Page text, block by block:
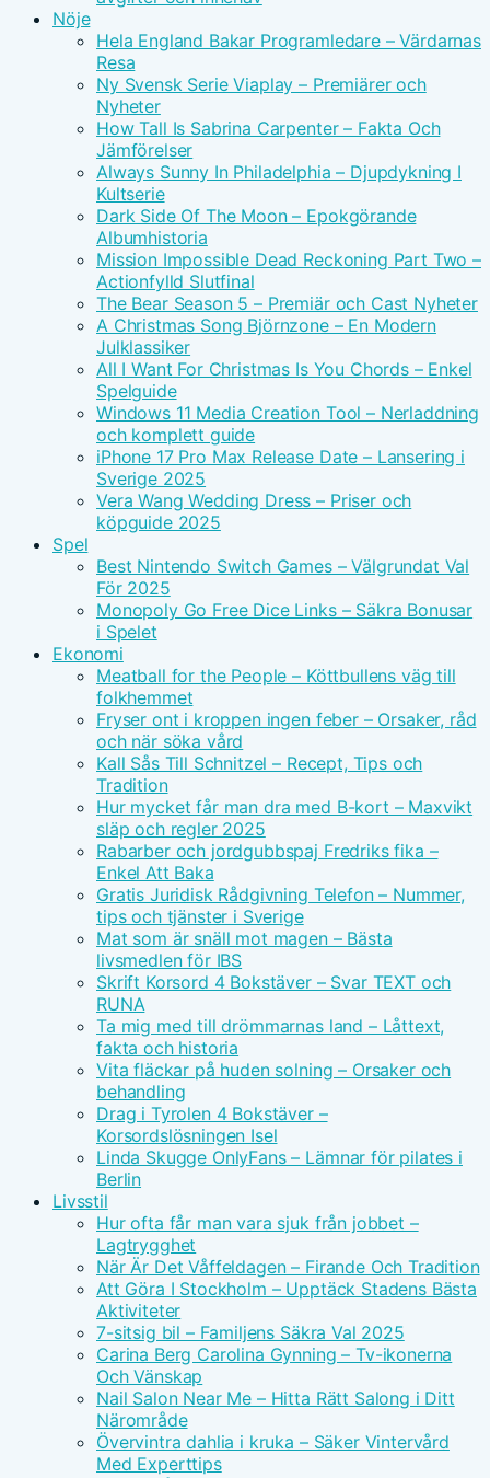
Nöje
Hela England Bakar Programledare – Värdarnas
Resa
Ny Svensk Serie Viaplay – Premiärer och
Nyheter
How Tall Is Sabrina Carpenter – Fakta Och
Jämförelser
Always Sunny In Philadelphia – Djupdykning I
Kultserie
Dark Side Of The Moon – Epokgörande
Albumhistoria
Mission Impossible Dead Reckoning Part Two –
Actionfylld Slutfinal
The Bear Season 5 – Premiär och Cast Nyheter
A Christmas Song Björnzone – En Modern
Julklassiker
All I Want For Christmas Is You Chords – Enkel
Spelguide
Windows 11 Media Creation Tool – Nerladdning
och komplett guide
iPhone 17 Pro Max Release Date – Lansering i
Sverige 2025
Vera Wang Wedding Dress – Priser och
köpguide 2025
Spel
Best Nintendo Switch Games – Välgrundat Val
För 2025
Monopoly Go Free Dice Links – Säkra Bonusar
i Spelet
Ekonomi
Meatball for the People – Köttbullens väg till
folkhemmet
Fryser ont i kroppen ingen feber – Orsaker, råd
och när söka vård
Kall Sås Till Schnitzel – Recept, Tips och
Tradition
Hur mycket får man dra med B-kort – Maxvikt
släp och regler 2025
Rabarber och jordgubbspaj Fredriks fika –
Enkel Att Baka
Gratis Juridisk Rådgivning Telefon – Nummer,
tips och tjänster i Sverige
Mat som är snäll mot magen – Bästa
livsmedlen för IBS
Skrift Korsord 4 Bokstäver – Svar TEXT och
RUNA
Ta mig med till drömmarnas land – Låttext,
fakta och historia
Vita fläckar på huden solning – Orsaker och
behandling
Drag i Tyrolen 4 Bokstäver –
Korsordslösningen Isel
Linda Skugge OnlyFans – Lämnar för pilates i
Berlin
Livsstil
Hur ofta får man vara sjuk från jobbet –
Lagtrygghet
När Är Det Våffeldagen – Firande Och Tradition
Att Göra I Stockholm – Upptäck Stadens Bästa
Aktiviteter
7-sitsig bil – Familjens Säkra Val 2025
Carina Berg Carolina Gynning – Tv-ikonerna
Och Vänskap
Nail Salon Near Me – Hitta Rätt Salong i Ditt
Närområde
Övervintra dahlia i kruka – Säker Vintervård
Med Experttips